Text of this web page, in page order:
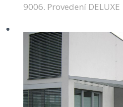
9006. Provedení DELUXE